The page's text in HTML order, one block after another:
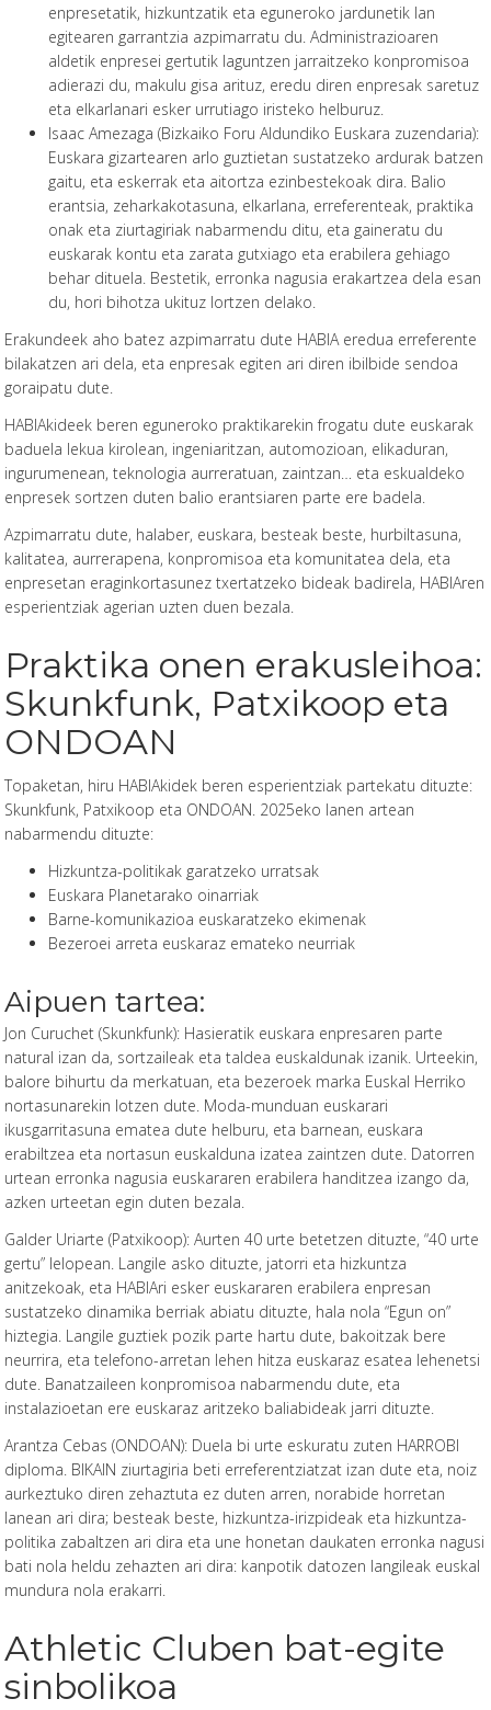
enpresetatik, hizkuntzatik eta eguneroko jardunetik lan
egitearen garrantzia azpimarratu du. Administrazioaren
aldetik enpresei gertutik laguntzen jarraitzeko konpromisoa
adierazi du, makulu gisa arituz, eredu diren enpresak saretuz
eta elkarlanari esker urrutiago iristeko helburuz.
Isaac Amezaga (Bizkaiko Foru Aldundiko Euskara zuzendaria):
Euskara gizartearen arlo guztietan sustatzeko ardurak batzen
gaitu, eta eskerrak eta aitortza ezinbestekoak dira. Balio
erantsia, zeharkakotasuna, elkarlana, erreferenteak, praktika
onak eta ziurtagiriak nabarmendu ditu, eta gaineratu du
euskarak kontu eta zarata gutxiago eta erabilera gehiago
behar dituela. Bestetik, erronka nagusia erakartzea dela esan
du, hori bihotza ukituz lortzen delako.
Erakundeek aho batez azpimarratu dute HABIA eredua erreferente
bilakatzen ari dela, eta enpresak egiten ari diren ibilbide sendoa
goraipatu dute.
HABIAkideek beren eguneroko praktikarekin frogatu dute euskarak
baduela lekua kirolean, ingeniaritzan, automozioan, elikaduran,
ingurumenean, teknologia aurreratuan, zaintzan… eta eskualdeko
enpresek sortzen duten balio erantsiaren parte ere badela.
Azpimarratu dute, halaber, euskara, besteak beste, hurbiltasuna,
kalitatea, aurrerapena, konpromisoa eta komunitatea dela, eta
enpresetan eraginkortasunez txertatzeko bideak badirela, HABIAren
esperientziak agerian uzten duen bezala.
Praktika onen erakusleihoa:
Skunkfunk, Patxikoop eta
ONDOAN
Topaketan, hiru HABIAkidek beren esperientziak partekatu dituzte:
Skunkfunk, Patxikoop eta ONDOAN. 2025eko lanen artean
nabarmendu dituzte:
Hizkuntza-politikak garatzeko urratsak
Euskara Planetarako oinarriak
Barne-komunikazioa euskaratzeko ekimenak
Bezeroei arreta euskaraz emateko neurriak
Aipuen tartea:
Jon Curuchet (Skunkfunk): Hasieratik euskara enpresaren parte
natural izan da, sortzaileak eta taldea euskaldunak izanik. Urteekin,
balore bihurtu da merkatuan, eta bezeroek marka Euskal Herriko
nortasunarekin lotzen dute. Moda-munduan euskarari
ikusgarritasuna ematea dute helburu, eta barnean, euskara
erabiltzea eta nortasun euskalduna izatea zaintzen dute. Datorren
urtean erronka nagusia euskararen erabilera handitzea izango da,
azken urteetan egin duten bezala.
Galder Uriarte (Patxikoop): Aurten 40 urte betetzen dituzte, “40 urte
gertu” lelopean. Langile asko dituzte, jatorri eta hizkuntza
anitzekoak, eta HABIAri esker euskararen erabilera enpresan
sustatzeko dinamika berriak abiatu dituzte, hala nola “Egun on”
hiztegia. Langile guztiek pozik parte hartu dute, bakoitzak bere
neurrira, eta telefono-arretan lehen hitza euskaraz esatea lehenetsi
dute. Banatzaileen konpromisoa nabarmendu dute, eta
instalazioetan ere euskaraz aritzeko baliabideak jarri dituzte.
Arantza Cebas (ONDOAN): Duela bi urte eskuratu zuten HARROBI
diploma. BIKAIN ziurtagiria beti erreferentziatzat izan dute eta, noiz
aurkeztuko diren zehaztuta ez duten arren, norabide horretan
lanean ari dira; besteak beste, hizkuntza-irizpideak eta hizkuntza-
politika zabaltzen ari dira eta une honetan daukaten erronka nagusi
bati nola heldu zehazten ari dira: kanpotik datozen langileak euskal
mundura nola erakarri.
Athletic Cluben bat-egite
sinbolikoa